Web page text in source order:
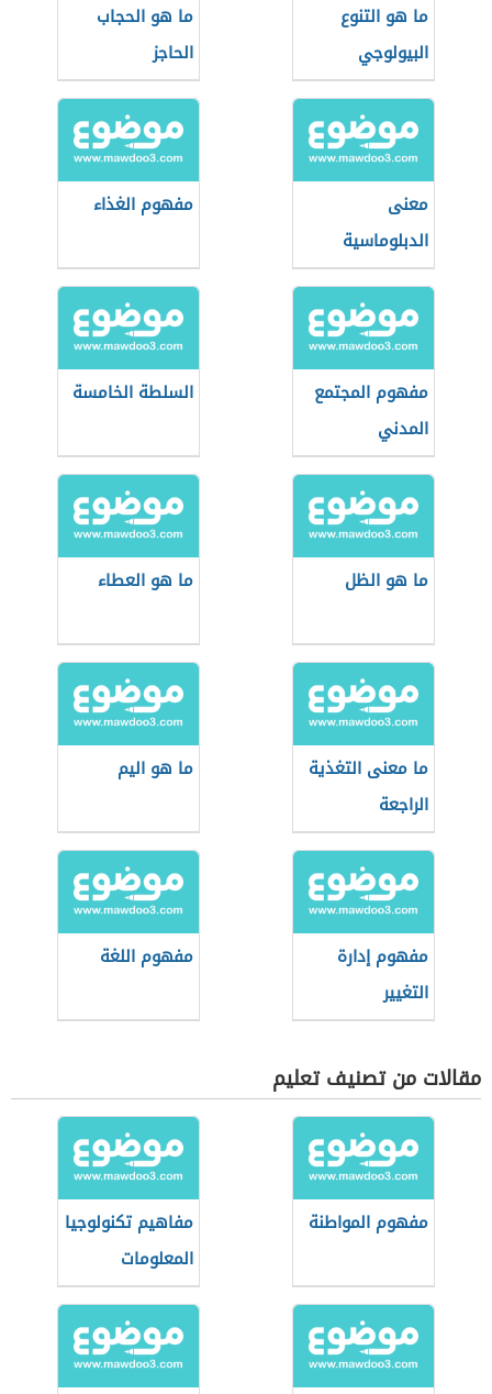
ما هو التنوع
البيولوجي
ما هو الحجاب
الحاجز
معنى
الدبلوماسية
مفهوم الغذاء
مفهوم المجتمع
المدني
السلطة الخامسة
ما هو الظل ما هو العطاء
ما معنى التغذية
الراجعة
ما هو اليم
مفهوم إدارة
التغيير
مفهوم اللغة
مقالات من تصنيف تعليم
مفهوم المواطنة
مفاهيم تكنولوجيا
المعلومات